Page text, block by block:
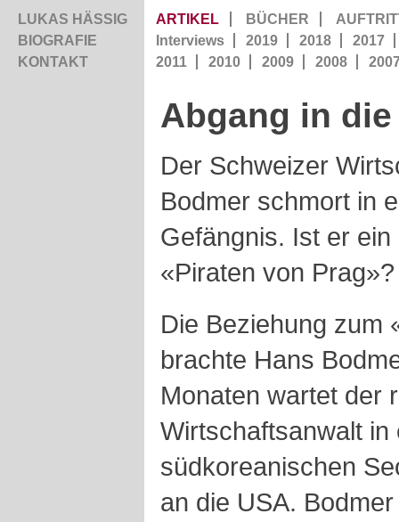
LUKAS HÄSSIG
BIOGRAFIE
KONTAKT
ARTIKEL BÜCHER
Interviews
2019 2018
2017
2011
2010 2009 2008
Abgang in
Der Schweizer
Bodmer schmort in
Gefängnis. Ist er
«Piraten von Prag»?
Die Beziehung zum
brachte Hans
Monaten wartet der
Wirtschaftsanwalt
südkoreanischen
an die USA.